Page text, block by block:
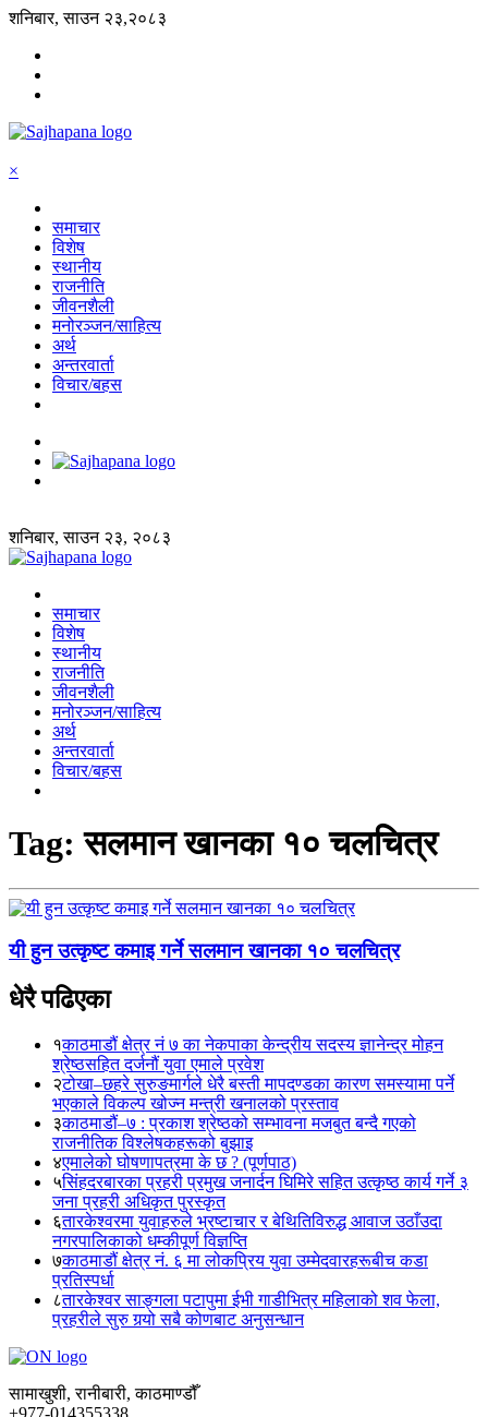
शनिबार, साउन २३,२०८३
×
समाचार
विशेष
स्थानीय
राजनीति
जीवनशैली
मनोरञ्जन/साहित्य
अर्थ
अन्तरवार्ता
विचार/बहस
शनिबार, साउन २३, २०८३
समाचार
विशेष
स्थानीय
राजनीति
जीवनशैली
मनोरञ्जन/साहित्य
अर्थ
अन्तरवार्ता
विचार/बहस
Tag:सलमान खानका १० चलचित्र
यी हुन उत्कृष्ट कमाइ गर्ने सलमान खानका १० चलचित्र
धेरै पढिएका
१काठमाडौं क्षेत्र नं ७ का नेकपाका केन्द्रीय सदस्य ज्ञानेन्द्र मोहन
श्रेष्ठसहित दर्जनौं युवा एमाले प्रवेश
२टोखा–छहरे सुरुङमार्गले धेरै बस्ती मापदण्डका कारण समस्यामा पर्ने
भएकाले विकल्प खोज्न मन्त्री खनालको प्रस्ताव
३काठमाडौं–७ : प्रकाश श्रेष्ठको सम्भावना मजबुत बन्दै गएको
राजनीतिक विश्लेषकहरूको बुझाइ
४एमालेको घोषणापत्रमा के छ ? (पूर्णपाठ)
५सिंहदरबारका प्रहरी प्रमुख जनार्दन घिमिरे सहित उत्कृष्ठ कार्य गर्ने ३
जना प्रहरी अधिकृत पुरस्कृत
६तारकेश्वरमा युवाहरुले भ्रष्टाचार र बेथितिविरुद्ध आवाज उठाँउदा
नगरपालिकाको धम्कीपूर्ण विज्ञप्ति
७काठमाडौं क्षेत्र नं. ६ मा लोकप्रिय युवा उम्मेदवारहरूबीच कडा
प्रतिस्पर्धा
८तारकेश्वर साङ्गला पटापुमा ईभी गाडीभित्र महिलाको शव फेला,
प्रहरीले सुरु गर्‍यो सबै कोणबाट अनुसन्धान
सामाखुशी, रानीबारी, काठमाण्डौँ